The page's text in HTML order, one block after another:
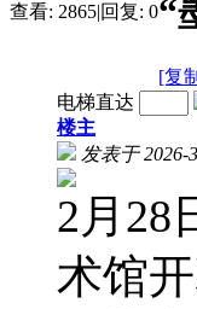
查看: 2865|回复: 0“
[复
电梯直达
楼主
发表于 2026-
2月28
术馆